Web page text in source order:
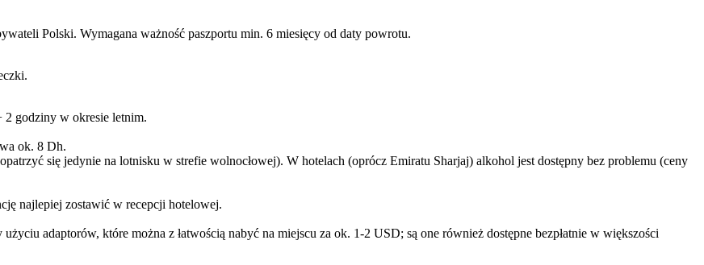
Polski. Wymagana ważność paszportu min. 6 miesięcy od daty powrotu.
2 godziny w okresie letnim.
ok. 8 Dh.
się jedynie na lotnisku w strefie wolnocłowej). W hotelach (oprócz Emiratu Sharjaj) alkohol jest dostępny bez problemu (ceny
najlepiej zostawić w recepcji hotelowej.
adaptorów, które można z łatwością nabyć na miejscu za ok. 1-2 USD; są one również dostępne bezpłatnie w większości